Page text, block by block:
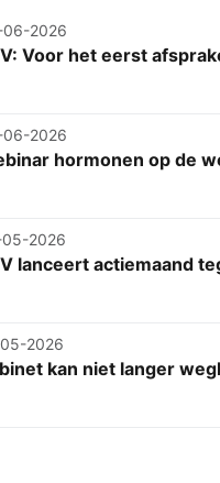
2026
Voor het eerst
2026
hormonen op de
2026
lanceert actiemaand
2026
kan niet langer